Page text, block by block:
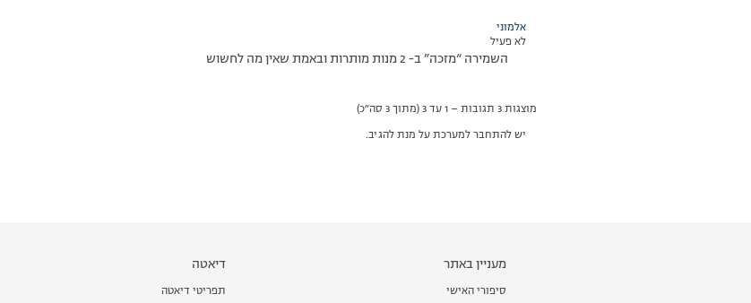
אלמוני
לא פעיל
השמירה “מזכה” ב- 2 מנות מותרות ובאמת שאין מה לחשוש
מוצגות 3 תגובות – 1 עד 3 (מתוך 3 סה״כ)
יש להתחבר למערכת על מנת להגיב.
מעניין באתר
סיפורי האישי
דיאטה
תפריטי דיאטה